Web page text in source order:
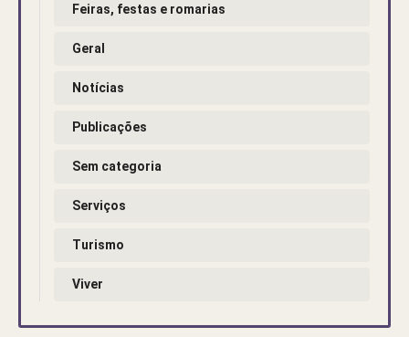
Feiras, festas e romarias
Geral
Notícias
Publicações
Sem categoria
Serviços
Turismo
Viver